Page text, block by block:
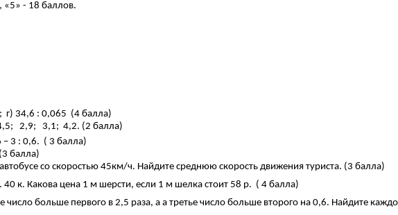
«5» - 18 баллов.
34,6 : 0,065 (4 балла)
4,5; 2,9; 3,1; 4,2. (2 балла)
– 3 : 0,6. ( 3 балла)
балла)
со скоростью 45км/ч. Найдите среднюю скорость движения туриста. (3 балла)
к. Какова цена 1 м шерсти, если 1 м шелка стоит 58 р. ( 4 балла)
больше первого в 2,5 раза, а а третье число больше второго на 0,6. Найдите